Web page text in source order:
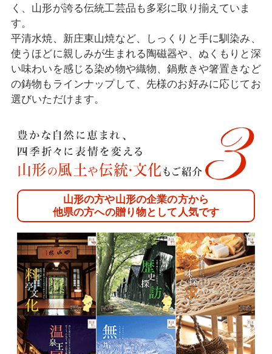
く、山形が誇る伝統工芸品も多彩に取り揃えていま
す。
平清水焼、新庄東山焼など、しっくりと手に馴染み、
使うほどに親しみが生まれる陶磁器や、ぬくもりと深
い味わいを感じる染め物や織物、鍋敷きや箸置きなど
の鋳物もラインナップして、先様のお好みに応じてお
選びいただけます。
山形の方や山形の企業の方から
他県の方への贈り物として人気です